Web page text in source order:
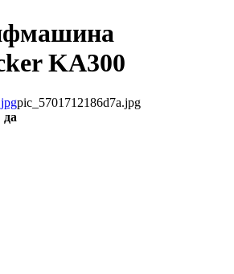
KA300
pic_5701712186d7a.jpg
да